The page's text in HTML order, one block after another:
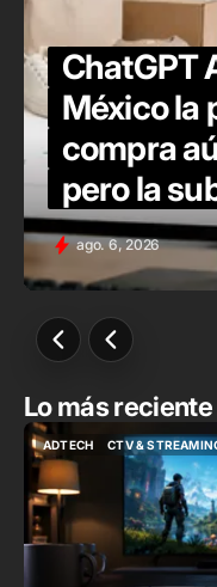
ChatGPT
México la
compra
pero la
ago. 6, 2026
Lo más reciente
ADTECH
ADTECH
CTV &
CTV &